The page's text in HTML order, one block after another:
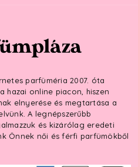
parfüméria 2007. óta
hazai online piacon, hiszen
elnyerése és megtartása a
A legnépszerűbb
és kizárólag eredeti
Önnek női és férfi parfümökből